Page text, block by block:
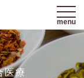
menu
医療